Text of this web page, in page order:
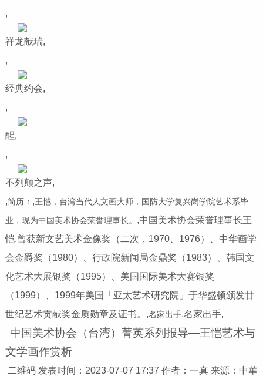
,
祥龙献瑞,
,
经典约会,
,
醒,
,
不列颠之声,
,简历： ,王恺，台湾当代人文画大师，国防大学复兴岗学院艺术系毕
业，现为中国美术协会荣誉理事长。 ,中国美术协会荣誉理事长王
恺,曾获新文艺美术金像奖（二次，1970、1976）、中华画学
会金爵奖（1980）、行政院新闻局金鼎奖（1983）、韩国文
化艺术大展银奖（1995）、美国国际美术大赛银奖
（1999）、1999年美国「亚太艺术研究院」于华盛顿颁发廿
世纪艺术贡献奖金质勋章及证书。,名家出手,名家出手,
中国美术协会（台湾）菁英系列报导—王恺艺术与
文学画作赏析
二维码 发表时间：2023-07-07 17:37 作者：一真 来源：中華